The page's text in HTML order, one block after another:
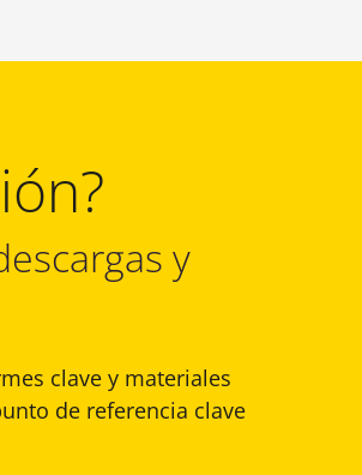
y
clave y materiales
de referencia clave